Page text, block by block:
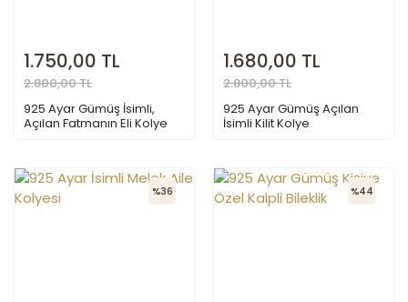
1.750,00 TL
2.800,00 TL
925 Ayar Gümüş İsimli,
Açılan Fatmanın Eli Kolye
1.680,00 TL
2.800,00 TL
925 Ayar Gümüş Açılan
İsimli Kilit Kolye
%36 %44